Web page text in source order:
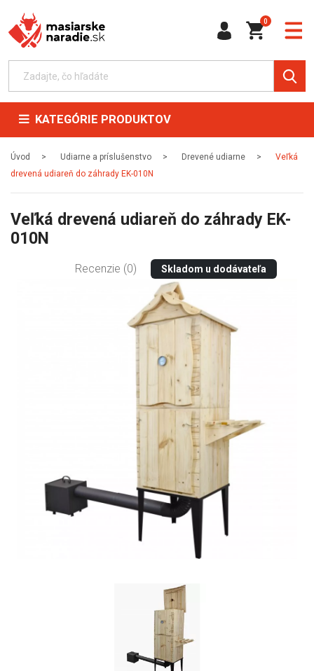
0
KATEGÓRIE PRODUKTOV
Úvod Udiarne a príslušenstvo Drevené udiarne
Veľká
drevená udiareň do záhrady EK-010N
Veľká drevená udiareň do záhrady EK-
010N
Recenzie (0) Skladom u dodávateľa